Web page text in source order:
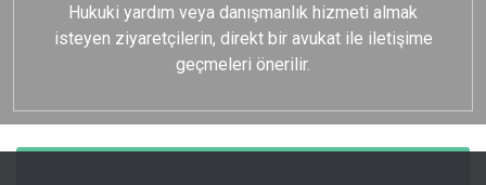
Hukuki yardım veya danışmanlık hizmeti almak
isteyen ziyaretçilerin, direkt bir avukat ile iletişime
geçmeleri önerilir.